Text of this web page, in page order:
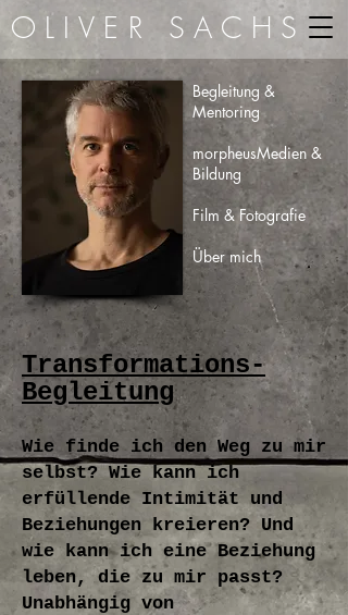
OLIVER SACHS
Begleitung &
Mentoring
morpheusMedien &
Bildung
Film & Fotografie
Über mich
Transformations-
Begleitung
Wie finde ich den Weg zu mir
selbst? Wie kann ich
erfüllende Intimität und
Beziehungen kreieren? Und
wie kann ich eine Beziehung
leben, die zu mir passt?
Unabhängig von